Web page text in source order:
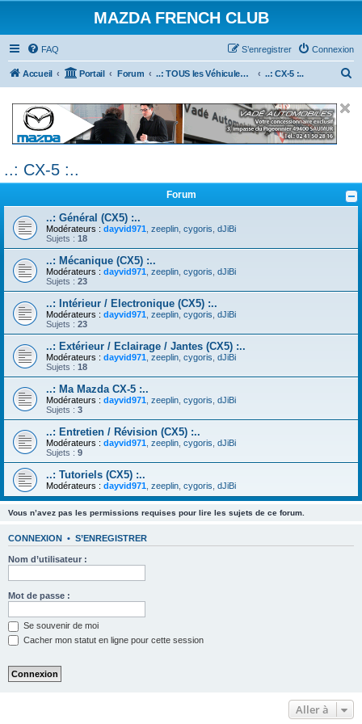
MAZDA FRENCH CLUB
FAQ Connexion
S’enregistrer
Accueil Portail Forum ..: TOUS les Véhicules MAZDA :.. ..: CX-5 :..
c
h
r
..: CX-5 :..
Forum
..: Général (CX5) :..
Modérateurs : dayvid971 zeeplin cygoris dJiBi
Sujets : 18
..: Mécanique (CX5) :..
Modérateurs : dayvid971 zeeplin cygoris dJiBi
Sujets : 23
..: Intérieur / Electronique (CX5) :..
Modérateurs : dayvid971 zeeplin cygoris dJiBi
Sujets : 23
..: Extérieur / Eclairage / Jantes (CX5) :..
Modérateurs : dayvid971 zeeplin cygoris dJiBi
Sujets : 18
..: Ma Mazda CX-5 :..
Modérateurs : dayvid971 zeeplin cygoris dJiBi
Sujets : 3
..: Entretien / Révision (CX5) :..
Modérateurs : dayvid971 zeeplin cygoris dJiBi
Sujets : 9
..: Tutoriels (CX5) :..
Modérateurs : dayvid971 zeeplin cygoris dJiBi
Vous n’avez pas les permissions requises pour lire les sujets de ce forum.
CONNEXION • S’ENREGISTRER
Nom d’utilisateur :
Mot de passe :
Se souvenir de moi
Cacher mon statut en ligne pour cette session
Aller à